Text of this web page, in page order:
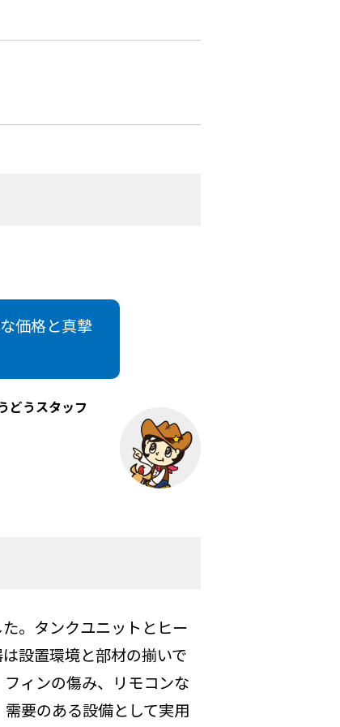
価格と真摯
どうスタッフ
。タンクユニットとヒー
設置環境と部材の揃いで
ィンの傷み、リモコンな
要のある設備として実用